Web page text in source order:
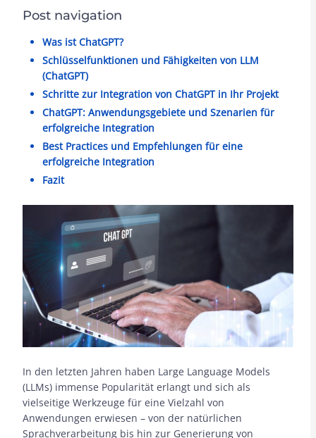
Post navigation
Was ist ChatGPT?
Schlüsselfunktionen und Fähigkeiten von LLM
(ChatGPT)
Schritte zur Integration von ChatGPT in Ihr Projekt
ChatGPT: Anwendungsgebiete und Szenarien für
erfolgreiche Integration
Best Practices und Empfehlungen für eine
erfolgreiche Integration
Fazit
In den letzten Jahren haben Large Language Models
(LLMs) immense Popularität erlangt und sich als
vielseitige Werkzeuge für eine Vielzahl von
Anwendungen erwiesen – von der natürlichen
Sprachverarbeitung bis hin zur Generierung von